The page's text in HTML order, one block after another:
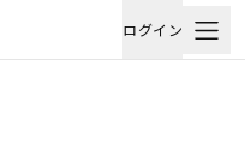
ログイン